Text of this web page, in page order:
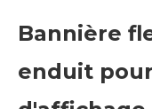
Bannière
enduit